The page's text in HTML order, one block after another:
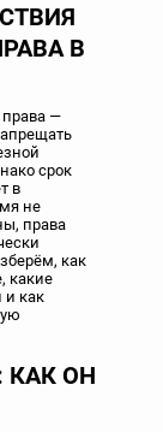
В
—
срок
в
не
права
как
какие
и как
КАК ОН